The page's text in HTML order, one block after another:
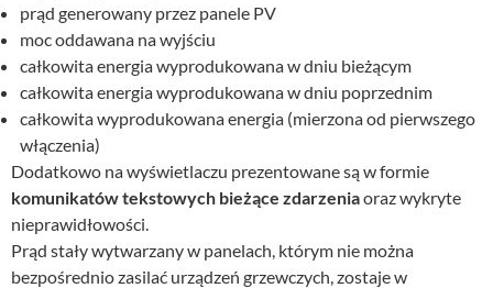
prąd generowany przez panele PV
moc oddawana na wyjściu
całkowita energia wyprodukowana w dniu bieżącym
całkowita energia wyprodukowana w dniu poprzednim
całkowita wyprodukowana energia (mierzona od pierwszego
włączenia)
Dodatkowo na wyświetlaczu prezentowane są w formie
komunikatów tekstowych bieżące zdarzeniaoraz wykryte
nieprawidłowości.
Prąd stały wytwarzany w panelach, którym nie można
bezpośrednio zasilać urządzeń grzewczych, zostaje w